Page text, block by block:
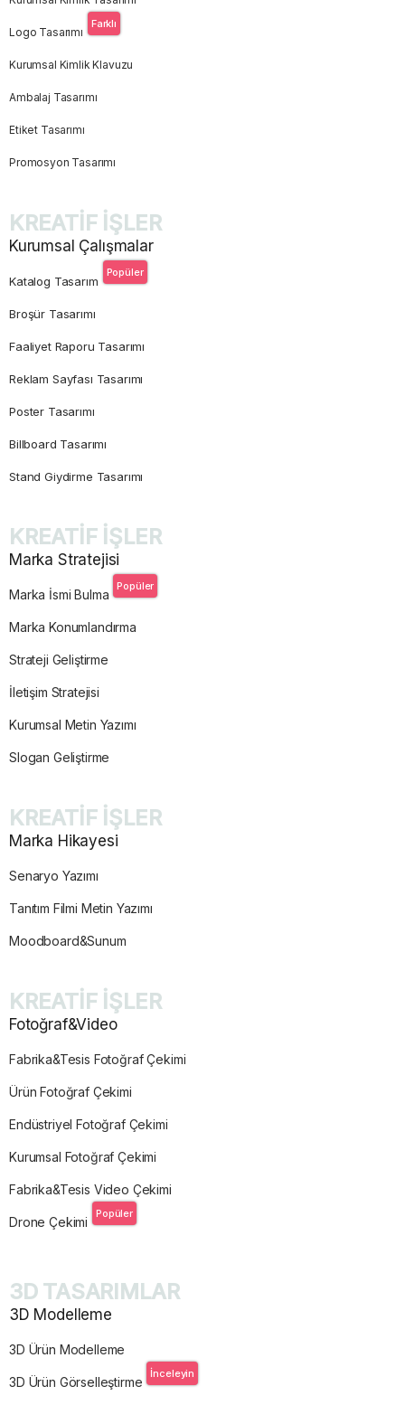
Logo Tasarımı
Farklı
Kurumsal Kimlik Klavuzu
Ambalaj Tasarımı
Etiket Tasarımı
Promosyon Tasarımı
KREATİF İŞLER
Kurumsal Çalışmalar
Katalog Tasarım
Popüler
Broşür Tasarımı
Faaliyet Raporu Tasarımı
Reklam Sayfası Tasarımı
Poster Tasarımı
Billboard Tasarımı
Stand Giydirme Tasarımı
KREATİF İŞLER
Marka Stratejisi
Marka İsmi Bulma
Popüler
Marka Konumlandırma
Strateji Geliştirme
İletişim Stratejisi
Kurumsal Metin Yazımı
Slogan Geliştirme
KREATİF İŞLER
Marka Hikayesi
Senaryo Yazımı
Tanıtım Filmi Metin Yazımı
Moodboard&Sunum
KREATİF İŞLER
Fotoğraf&Video
Fabrika&Tesis Fotoğraf Çekimi
Ürün Fotoğraf Çekimi
Endüstriyel Fotoğraf Çekimi
Kurumsal Fotoğraf Çekimi
Fabrika&Tesis Video Çekimi
Drone Çekimi
Popüler
3D TASARIMLAR
3D Modelleme
3D Ürün Modelleme
3D Ürün Görselleştirme
İnceleyin